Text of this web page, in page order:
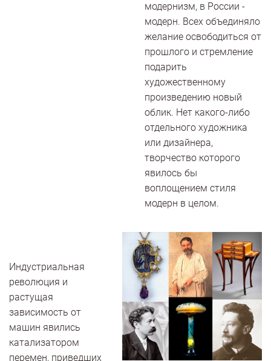
модернизм, в России -
модерн. Всех объединяло
желание освободиться от
прошлого и стремление
подарить
художественному
произведению новый
облик. Нет какого-либо
отдельного художника
или дизайнера,
творчество которого
явилось бы
воплощением стиля
модерн в целом.
Индустриальная
революция и
растущая
зависимость от
машин явились
катализатором
перемен, приведших